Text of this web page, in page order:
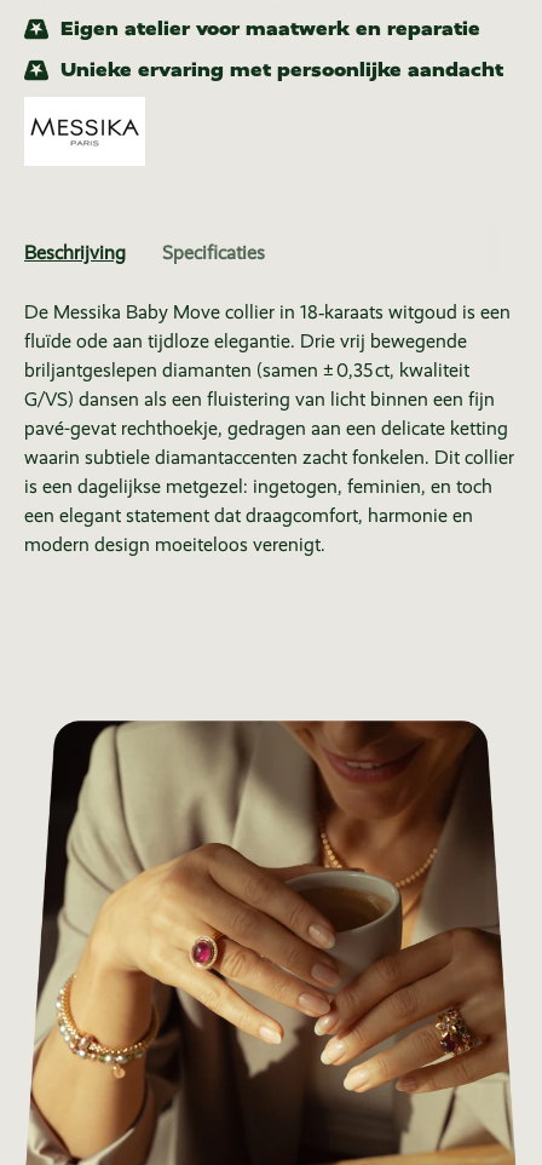
Eigen atelier voor maatwerk en reparatie
Unieke ervaring met persoonlijke aandacht
Beschrijving Specificaties
De Messika Baby Move collier in 18‑karaats witgoud is een
fluïde ode aan tijdloze elegantie. Drie vrij bewegende
briljantgeslepen diamanten (samen ± 0,35 ct, kwaliteit
G/VS) dansen als een fluistering van licht binnen een fijn
pavé-gevat rechthoekje, gedragen aan een delicate ketting
waarin subtiele diamantaccenten zacht fonkelen. Dit collier
is een dagelijkse metgezel: ingetogen, feminien, en toch
een elegant statement dat draagcomfort, harmonie en
modern design moeiteloos verenigt.